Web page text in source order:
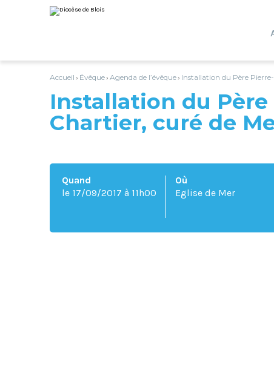
au
contenu.
personnels
Accueil › Évêque› Agenda de l’évêque› Installation du Père
Installation du
Chartier, curé de
Quand
le 17/09/2017 à 11h00
Où
Eglise de Mer